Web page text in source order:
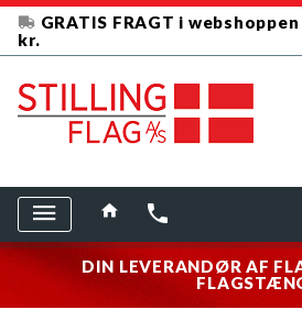
GRATIS FRAGT i
kr.
DIN LEVERANDØR AF